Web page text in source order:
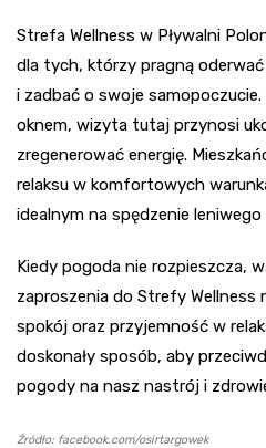
Strefa Wellness w Pływalni
dla tych, którzy pragną
i zadbać o swoje
oknem, wizyta tutaj przynosi
zregenerować energię.
relaksu w komfortowych
idealnym na spędzenie leniwego
Kiedy pogoda nie rozpieszcza,
zaproszenia do Strefy Wellness
spokój oraz przyjemność w
doskonały sposób, aby
pogody na nasz nastrój i
Źródło: facebook.com/osirtargowek